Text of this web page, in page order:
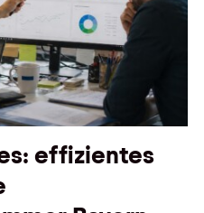
effizientes